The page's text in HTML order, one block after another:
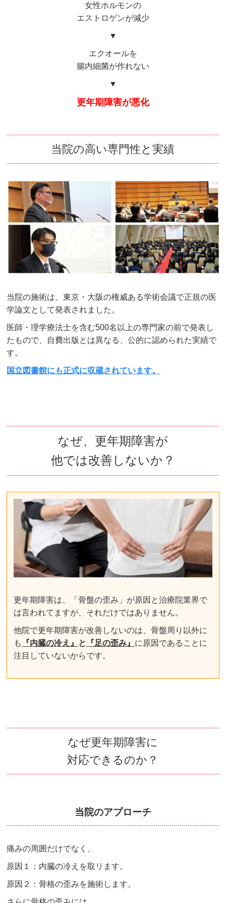
女性ホルモンの
エストロゲンが減少
▼
エクオールを
腸内細菌が作れない
▼
更年期障害が悪化
当院の高い専門性と実績
当院の施術は、東京・大阪の権威ある学術会議で正規の医
学論文として発表されました。
医師・理学療法士を含む500名以上の専門家の前で発表し
たもので、自費出版とは異なる、公的に認められた実績で
す。
国立図書館にも正式に収蔵されています。
なぜ、更年期障害が
他では改善しないか？
更年期障害は、「骨盤の歪み」が原因と治療院業界で
は言われてますが、それだけではありません。
他院で更年期障害が改善しないのは、骨盤周り以外に
も
『内臓の冷え』 と 『足の歪み』 に原因であることに
注目していないからです。
なぜ更年期障害に
対応できるのか？
当院のアプローチ
痛みの周囲だけでなく、
原因１：内臓の冷えを取リます。
原因２：骨格の歪みを施術します。